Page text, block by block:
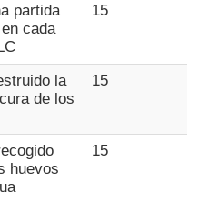
partida
cada
15
la
de los
15
huevos
15